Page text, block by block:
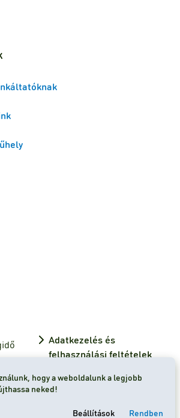
Adatkezelés és
felhasználási feltételek
Adatkezelési tájékoztató
hogy a weboldalunk a legjobb
neked!
Beállítások Rendben